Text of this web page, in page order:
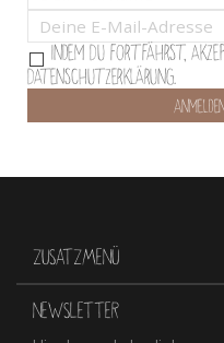
Indem Du fortfährst,
Datenschutzerklärung.
ZUSATZMENÜ
NEWSLETTER